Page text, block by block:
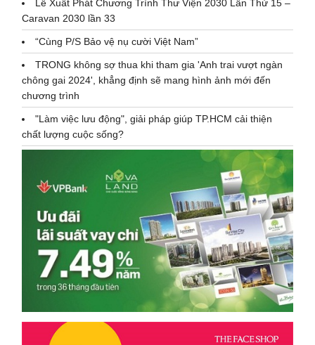
Lễ Xuất Phát Chương Trình Thư Viện 2030 Lần Thứ 15 –
Caravan 2030 lần 33
“Cùng P/S Bảo vệ nụ cười Việt Nam”
TRONG không sợ thua khi tham gia 'Anh trai vượt ngàn
chông gai 2024', khẳng định sẽ mang hình ảnh mới đến
chương trình
"Làm việc lưu động", giải pháp giúp TP.HCM cải thiện
chất lượng cuộc sống?